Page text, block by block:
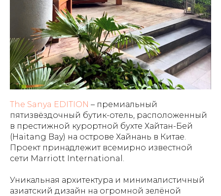
The Sanya EDITION – премиальный
пятизвёздочный бутик-отель, расположенный
в престижной курортной бухте Хайтан-Бей
(Haitang Bay) на острове Хайнань в Китае.
Проект принадлежит всемирно известной
сети Marriott International.
Уникальная архитектура и минималистичный
азиатский дизайн на огромной зелёной